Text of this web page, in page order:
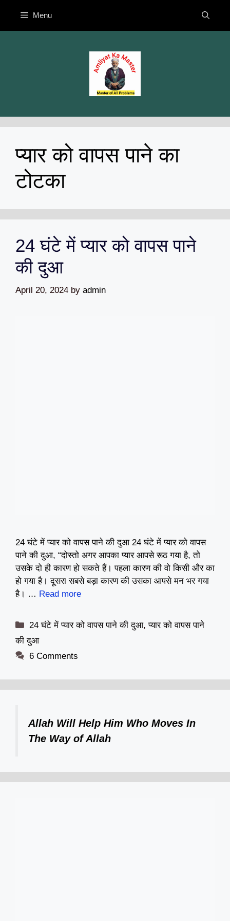
content
Menu
प्यार को वापस पाने का
टोटका
24 घंटे में प्यार को वापस पाने
की दुआ
April 20, 2024 by admin
24 घंटे में प्यार को वापस पाने की दुआ 24 घंटे में प्यार को वापस
पाने की दुआ, “दोस्तो अगर आपका प्यार आपसे रूठ गया है, तो
उसके दो ही कारण हो सकते हैं। पहला कारण की वो किसी और का
हो गया है। दूसरा सबसे बड़ा कारण की उसका आपसे मन भर गया
है। … Read more
Categories
24 घंटे में प्यार को वापस पाने की दुआ,प्यार को वापस पाने
की दुआ
6 Comments
Allah Will Help Him Who Moves In
The Way of Allah